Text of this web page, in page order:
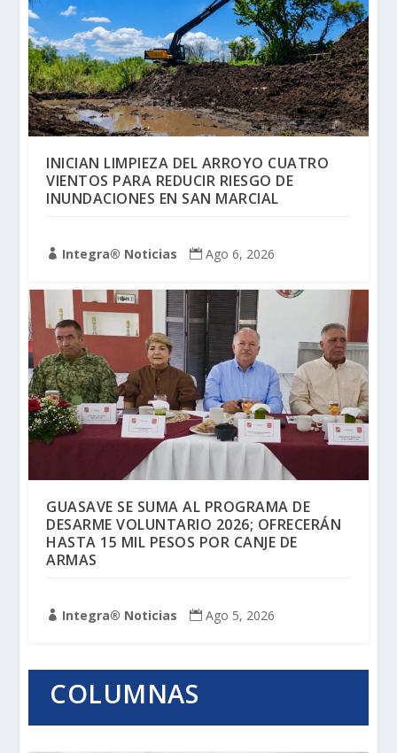
INICIAN LIMPIEZA DEL ARROYO CUATRO
VIENTOS PARA REDUCIR RIESGO DE
INUNDACIONES EN SAN MARCIAL
 Integra® Noticias  Ago 6, 2026
GUASAVE SE SUMA AL PROGRAMA DE
DESARME VOLUNTARIO 2026; OFRECERÁN
HASTA 15 MIL PESOS POR CANJE DE
ARMAS
 Integra® Noticias  Ago 5, 2026
COLUMNAS